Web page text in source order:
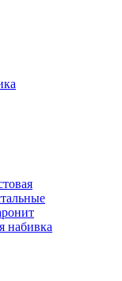
набивка